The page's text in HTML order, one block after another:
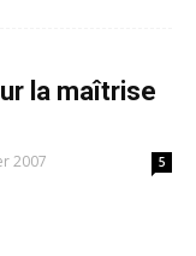
la maîtrise
2007 5